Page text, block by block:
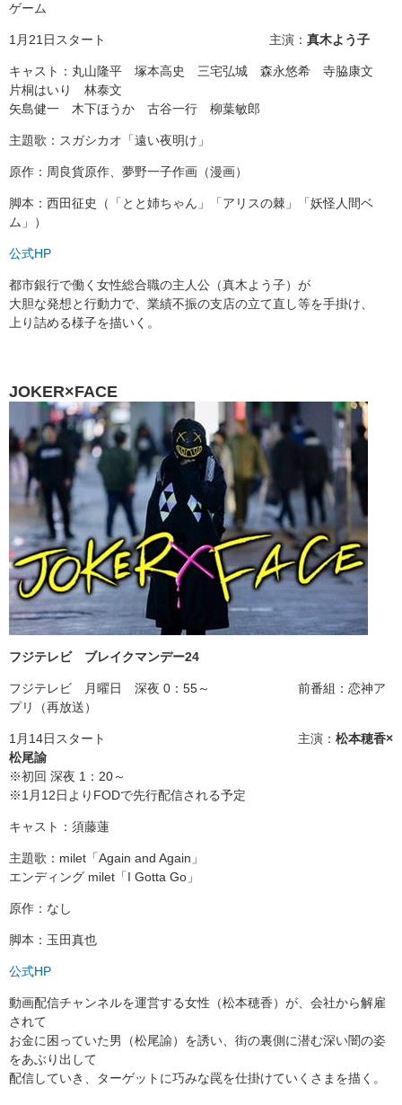
ゲーム
1月21日スタート 主演： 真木よう子
キャスト：丸山隆平 塚本高史 三宅弘城 森永悠希 寺脇康文
片桐はいり 林泰文
矢島健一 木下ほうか 古谷一行 柳葉敏郎
主題歌：スガシカオ「遠い夜明け」
原作：周良貨原作、夢野一子作画（漫画）
脚本：西田征史（「とと姉ちゃん」「アリスの棘」「妖怪人間ベ
ム」）
公式HP
都市銀行で働く女性総合職の主人公（真木よう子）が
大胆な発想と行動力で、業績不振の支店の立て直し等を手掛け、
上り詰める様子を描いく。
JOKER×FACE
フジテレビ ブレイクマンデー24
フジテレビ 月曜日 深夜 0：55～ 前番組：恋神ア
プリ（再放送）
1月14日スタート 主演： 松本穂香×
松尾諭
※初回 深夜 1：20～
※1月12日よりFODで先行配信される予定
キャスト：須藤蓮
主題歌：milet「Again and Again」
エンディング milet「I Gotta Go」
原作：なし
脚本：玉田真也
公式HP
動画配信チャンネルを運営する女性（松本穂香）が、会社から解雇
されて
お金に困っていた男（松尾諭）を誘い、街の裏側に潜む深い闇の姿
をあぶり出して
配信していき、ターゲットに巧みな罠を仕掛けていくさまを描く。